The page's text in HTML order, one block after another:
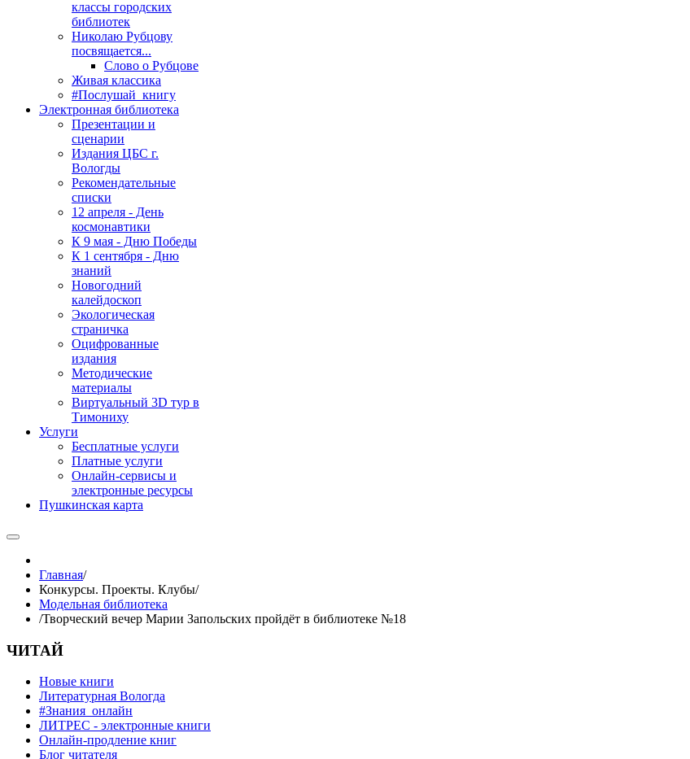
классы городских
библиотек
Николаю Рубцову
посвящается...
Слово о Рубцове
Живая классика
#Послушай_книгу
Электронная библиотека
Презентации и
сценарии
Издания ЦБС г.
Вологды
Рекомендательные
списки
12 апреля - День
космонавтики
К 9 мая - Дню Победы
К 1 сентября - Дню
знаний
Новогодний
калейдоскоп
Экологическая
страничка
Оцифрованные
издания
Методические
материалы
Виртуальный 3D тур в
Тимониху
Услуги
Бесплатные услуги
Платные услуги
Онлайн-сервисы и
электронные ресурсы
Пушкинская карта
Главная/
Конкурсы. Проекты. Клубы/
Модельная библиотека
/Творческий вечер Марии Запольских пройдёт в библиотеке №18
ЧИТАЙ
Новые книги
Литературная Вологда
#Знания_онлайн
ЛИТРЕС - электронные книги
Онлайн-продление книг
Блог читателя